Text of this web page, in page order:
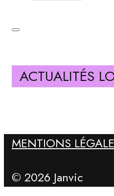
ACTUALITÉS
MENTIONS
© 2026 Janvic